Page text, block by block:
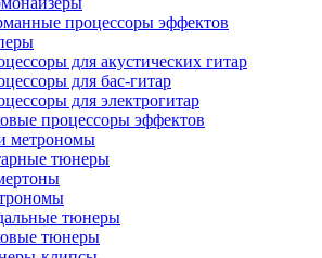
процессоры эффектов
для акустических гитар
для бас-гитар
для электрогитар
процессоры эффектов
метрономы
тюнеры
тюнеры
тюнеры